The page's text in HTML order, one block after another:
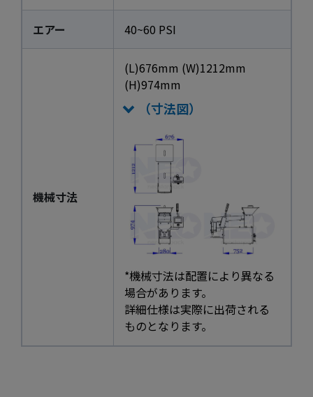
エアー 40~60 PSI
機械寸法
(L)676mm (W)1212mm
(H)974mm
（寸法図）
*機械寸法は配置により異なる
場合があります。
詳細仕様は実際に出荷される
ものとなります。